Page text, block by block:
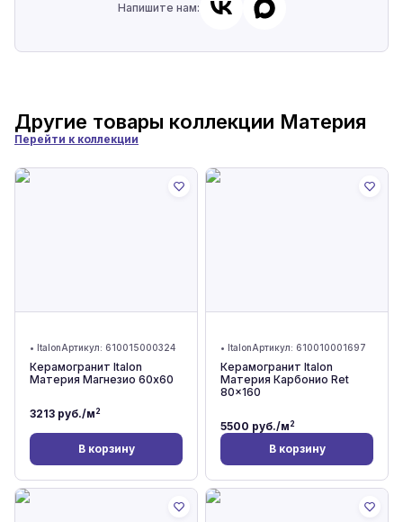
Напишите нам:
Другие товары коллекции Материя
Перейти к коллекции
• ItalonАртикул: 610015000324
Керамогранит Italon
Материя Магнезио 60x60
3213 руб./м2
В корзину
• ItalonАртикул: 610010001697
Керамогранит Italon
Материя Карбонио Ret
80x160
5500 руб./м2
В корзину